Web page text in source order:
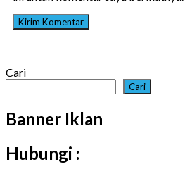
Cari
Cari
Banner Iklan
Hubungi :